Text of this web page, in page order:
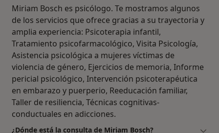
Miriam Bosch es psicólogo. Te mostramos algunos
de los servicios que ofrece gracias a su trayectoria y
amplia experiencia: Psicoterapia infantil,
Tratamiento psicofarmacológico, Visita Psicología,
Asistencia psicológica a mujeres víctimas de
violencia de género, Ejercicios de memoria, Informe
pericial psicológico, Intervención psicoterapéutica
en embarazo y puerperio, Reeducación familiar,
Taller de resiliencia, Técnicas cognitivas-
conductuales en adicciones.
¿Dónde está la consulta de Miriam Bosch?